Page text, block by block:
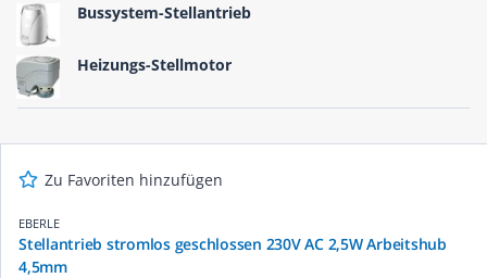
und sind einfach zu installieren. Entdecken Sie jetzt die
passenden Stellantriebe für Ihre Projekte und profitieren Sie
von unserem schnellen Versand und erstklassigem
Kundenservice.
Bussystem-Stellantrieb
Heizungs-Stellmotor
Zu Favoriten hinzufügen
EBERLE
Stellantrieb stromlos geschlossen 230V AC 2,5W Arbeitshub
4,5mm